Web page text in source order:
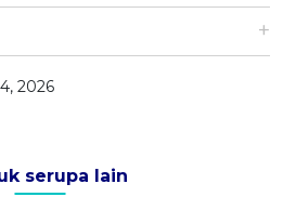
Anda
2026
serupa lain